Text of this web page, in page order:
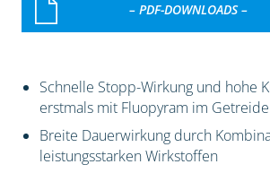
– PDF-DOWNLOADS –
Schnelle Stopp-Wirkung und hohe
erstmals mit Fluopyram im Getreide
Breite Dauerwirkung durch
leistungsstarken Wirkstoffen